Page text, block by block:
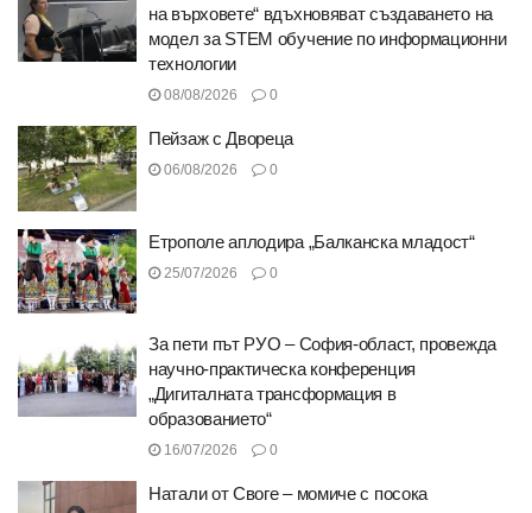
на върховете“ вдъхновяват създаването на
модел за STEM обучение по информационни
технологии
08/08/2026 0
Пейзаж с Двореца
06/08/2026 0
Етрополе аплодира „Балканска младост“
25/07/2026 0
За пети път РУО – София-област, провежда
научно-практическа конференция
„Дигиталната трансформация в
образованието“
16/07/2026 0
Натали от Своге – момиче с посока